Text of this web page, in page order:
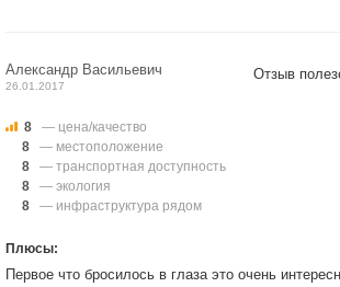
Александр Васильевич
26.01.2017
Отзыв
8
— цена/качество
8
— местоположение
8
— транспортная доступность
8
— экология
8
— инфраструктура рядом
Плюсы:
Первое что бросилось в глаза это очень